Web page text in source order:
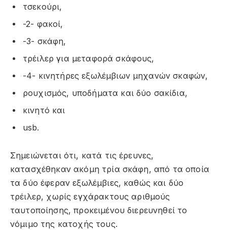
τσεκούρι,
-2- φακοί,
-3- σκάφη,
τρέιλερ για μεταφορά σκάφους,
-4- κινητήρες εξωλέμβιων μηχανών σκαφών,
ρουχισμός, υποδήματα και δύο σακίδια,
κινητό και
usb.
Σημειώνεται ότι, κατά τις έρευνες,
κατασχέθηκαν ακόμη τρία σκάφη, από τα οποία
τα δύο έφεραν εξωλέμβιες, καθώς και δύο
τρέιλερ, χωρίς εγχάρακτους αριθμούς
ταυτοποίησης, προκειμένου διερευνηθεί το
νόμιμο της κατοχής τους.